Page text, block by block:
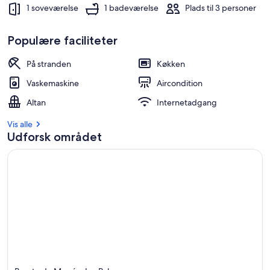
1 soveværelse 1 badeværelse Plads til 3 personer
Populære faciliteter
På stranden
Køkken
Vaskemaskine
Aircondition
Altan
Internetadgang
Vis alle
Udforsk området